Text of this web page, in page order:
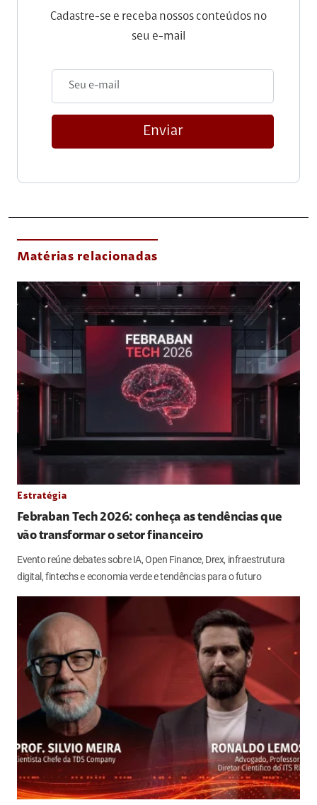
Cadastre-se e receba nossos conteúdos no
seu e-mail
Enviar
Matérias relacionadas
Estratégia
Febraban Tech 2026: conheça as tendências que
vão transformar o setor financeiro
Evento reúne debates sobre IA, Open Finance, Drex, infraestrutura
digital, fintechs e economia verde e tendências para o futuro